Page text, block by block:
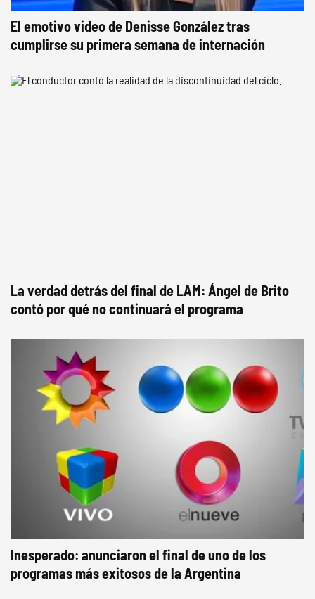
El emotivo video de Denisse González tras
cumplirse su primera semana de internación
La verdad detrás del final de LAM: Ángel de Brito
contó por qué no continuará el programa
Inesperado: anunciaron el final de uno de los
programas más exitosos de la Argentina